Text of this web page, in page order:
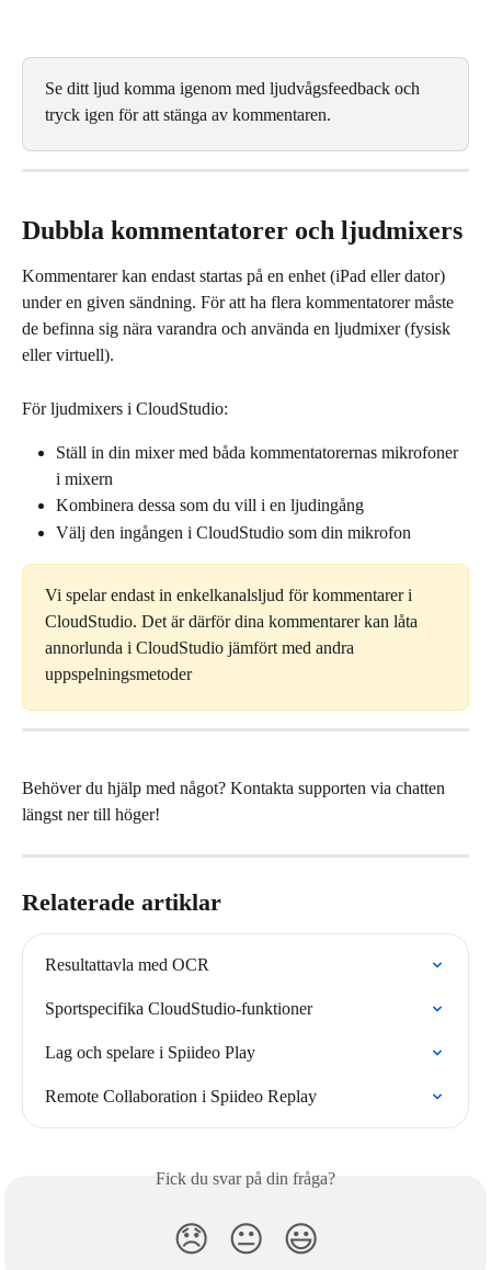
Se ditt ljud komma igenom med ljudvågsfeedback och
tryck igen för att stänga av kommentaren.
Dubbla kommentatorer och ljudmixers
Kommentarer kan endast startas på en enhet (iPad eller dator)
under en given sändning. För att ha flera kommentatorer måste
de befinna sig nära varandra och använda en ljudmixer (fysisk
eller virtuell).
För ljudmixers i CloudStudio:
Ställ in din mixer med båda kommentatorernas mikrofoner
i mixern
Kombinera dessa som du vill i en ljudingång
Välj den ingången i CloudStudio som din mikrofon
Vi spelar endast in enkelkanalsljud för kommentarer i
CloudStudio. Det är därför dina kommentarer kan låta
annorlunda i CloudStudio jämfört med andra
uppspelningsmetoder
Behöver du hjälp med något? Kontakta supporten via chatten
längst ner till höger!
Relaterade artiklar
Resultattavla med OCR
Sportspecifika CloudStudio-funktioner
Lag och spelare i Spiideo Play
Remote Collaboration i Spiideo Replay
Fick du svar på din fråga?
😞 😐 😃